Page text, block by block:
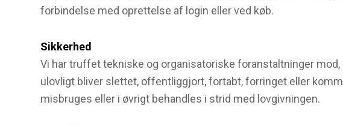
forbindelse med oprettelse af login eller ved køb.
Sikkerhed
Vi har truffet tekniske og organisatoriske foranstaltninger
ulovligt bliver slettet, offentliggjort, fortabt, forringet eller
misbruges eller i øvrigt behandles i strid med lovgivningen.